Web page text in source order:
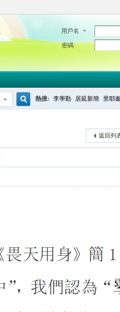
用戶名
密碼
熱搜: 李學勤 居延新簡 里耶
返回列